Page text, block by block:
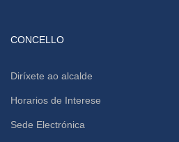
CONCELLO
Diríxete ao alcalde
Horarios de Interese
Sede Electrónica